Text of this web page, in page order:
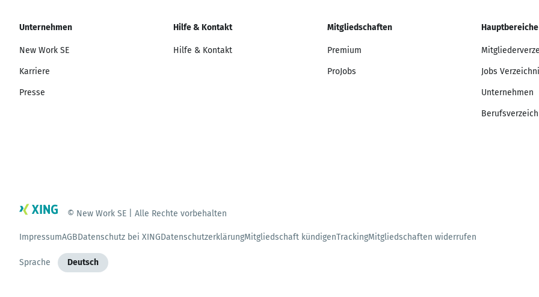
Unternehmen
New Work SE
Karriere
Presse
Hilfe & Kontakt
Hilfe & Kontakt
Mitgliedschaften
Premium
ProJobs
Hauptbereiche
Jobs
Unternehmen
© New Work SE | Alle Rechte vorbehalten
ImpressumAGBDatenschutz bei XINGDatenschutzerklärungMitgliedschaft kündigenTrackingMitgliedschaften widerrufen
Sprache Deutsch